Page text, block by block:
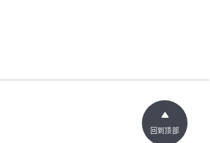
回到顶部